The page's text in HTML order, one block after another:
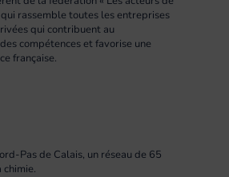
rassemble toutes les entreprises
qui contribuent au
compétences et favorise une
française.
Pas de Calais, un réseau de 65